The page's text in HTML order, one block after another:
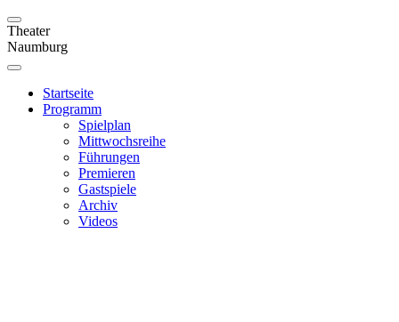
Theater
Naumburg
Startseite
Programm
Spielplan
Mittwochsreihe
Führungen
Premieren
Gastspiele
Archiv
Videos